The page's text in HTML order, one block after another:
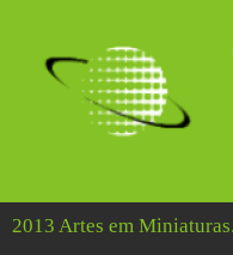
2013 Artes em